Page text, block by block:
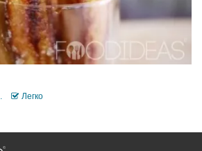
Легко